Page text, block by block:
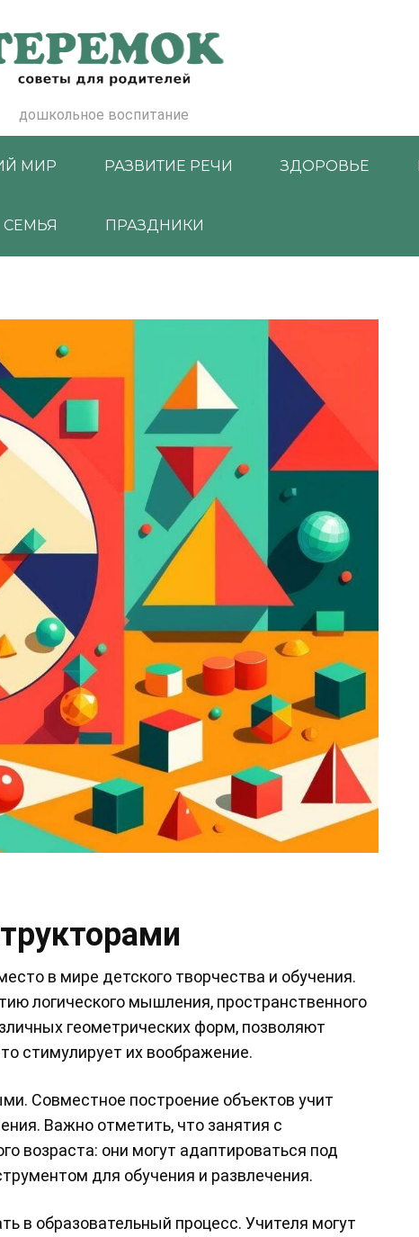
дошкольное воспитание
МИР РАЗВИТИЕ РЕЧИ ЗДОРОВЬЕ
СЕМЬЯ ПРАЗДНИКИ
в мире детского творчества и обучения.
логического мышления, пространственного
геометрических форм, позволяют
стимулирует их воображение.
Совместное построение объектов учит
Важно отметить, что занятия с
возраста: они могут адаптироваться под
для обучения и развлечения.
в образовательный процесс. Учителя могут